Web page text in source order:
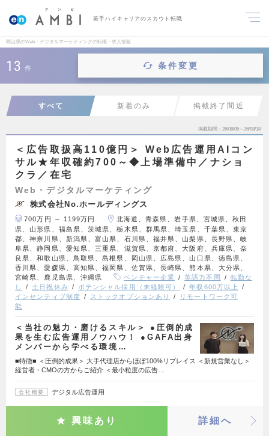
若手ハイキャリアのスカウト転職
岡山県のWeb・デジタルマーケティングの転職・求人情報
13 件 条件変更
すべて 新着のみ 掲載終了間近
掲載期間 26/08/05～26/08/18
＜広告取扱高110億円＞ Web広告運用AIコン
サル★年収確約700～◆上場準備中／ナショ
クラ／在宅
Web・デジタルマーケティング
株式会社No.ホールディングス
700万円 ～ 1199万円
北海道、青森県、岩手県、宮城県、秋田
県、山形県、福島県、茨城県、栃木県、群馬県、埼玉県、千葉県、東京
都、神奈川県、新潟県、富山県、石川県、福井県、山梨県、長野県、岐
阜県、静岡県、愛知県、三重県、滋賀県、京都府、大阪府、兵庫県、奈
良県、和歌山県、鳥取県、島根県、岡山県、広島県、山口県、徳島県、
香川県、愛媛県、高知県、福岡県、佐賀県、長崎県、熊本県、大分県、
宮崎県、鹿児島県、沖縄県
ベンチャー企業 英語力不問
転勤な
し
土日祝休み ポテンシャル採用（未経験可）
年収600万以上
インセンティブ制度
ストックオプションあり
リモートワーク可
能
＜当社の魅力・磨けるスキル＞ ●圧倒的成
果を生む広告運用ノウハウ！ ●GAFA出身
メンバーから学べる環境…
■特徴■ ＜圧倒的成果＞ 大手代理店からほぼ100%リプレイス ＜新規営業なし＞
経営者・CMOの方からご紹介 ＜最小粒度の広告…
会社概要 デジタル広告運用
興味あり 詳細へ